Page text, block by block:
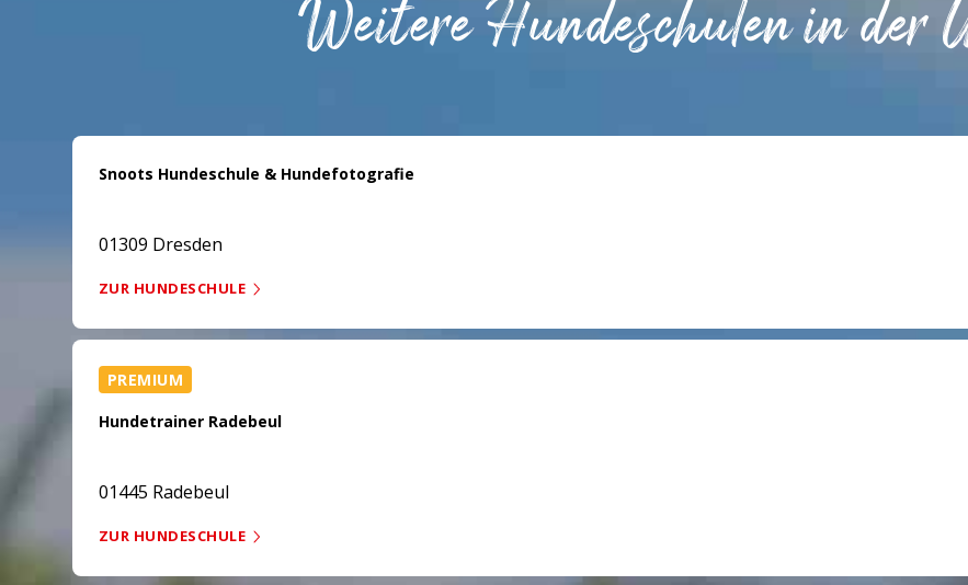
Weitere Hundeschulen in der
Snoots Hundeschule & Hundefotografie
01309 Dresden
ZUR HUNDESCHULE
PREMIUM
Hundetrainer Radebeul
01445 Radebeul
ZUR HUNDESCHULE